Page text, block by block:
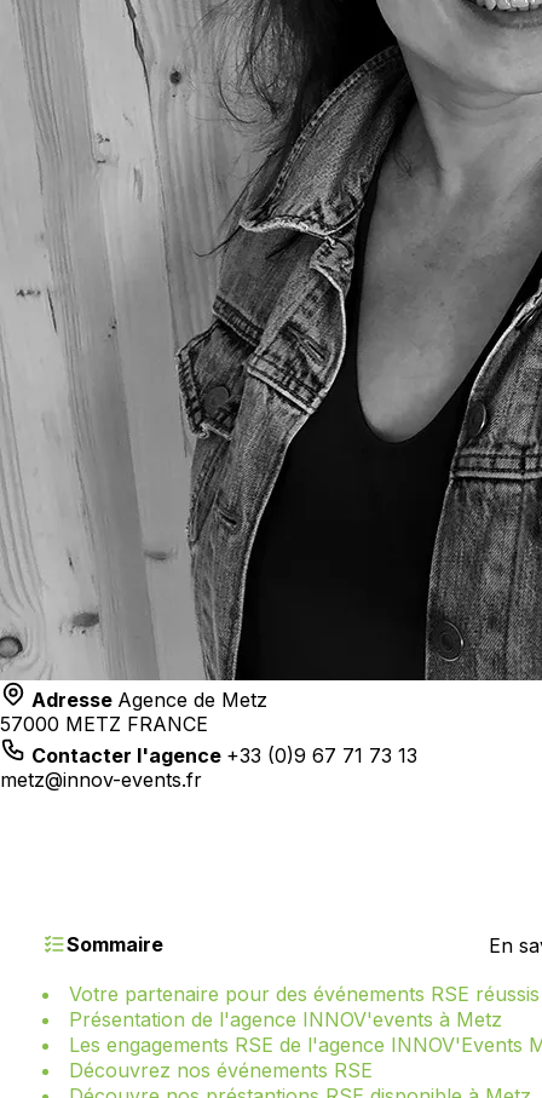
Adresse Agence de Metz
57000 METZ FRANCE
Contacter l'agence +33 (0)9 67 71 73 13
metz@innov-events.fr
Sommaire
En
Votre partenaire pour des événements RSE
Présentation de l'agence INNOV'events à Metz
Les engagements RSE de l'agence INNOV'Events
Découvrez nos événements RSE